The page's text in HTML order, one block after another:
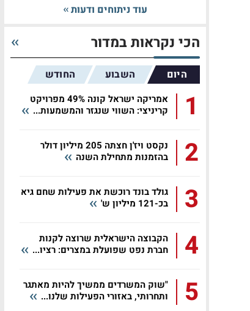
עוד ניתוחים ודעות
הכי נקראות במדור
היום השבוע החודש
1
אמריקה ישראל קונה 49% מפרויקט
קריניצי: השווי שנגזר והמשמעות...
2
נקסט ויז'ן חצתה 205 מיליון דולר
בהזמנות מתחילת השנה
3
גולד בונד רוכשת את פעילות שחם גיא
בכ-121 מיליון ש'
4
הקבוצה הישראלית שרוצה לקנות
חברת נפט שפועלת במצרים: רציו...
5
"שוק המשרדים ממשיך להיות מאתגר
ותחרותי, באזורי הפעילות שלנו...